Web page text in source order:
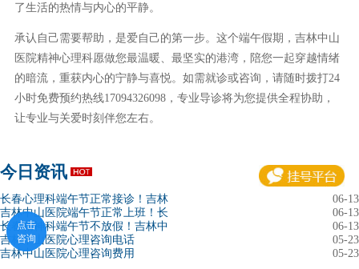
了生活的热情与内心的平静。
承认自己需要帮助，是爱自己的第一步。这个端午假期，吉林中山
医院精神心理科愿做您最温暖、最坚实的港湾，陪您一起穿越情绪
的暗流，重获内心的宁静与喜悦。如需就诊或咨询，请随时拨打24
小时免费预约热线17094326098，专业导诊将为您提供全程协助，
让专业与关爱时刻伴您左右。
今日资讯
长春心理科端午节正常接诊！吉林
06-13
吉林中山医院端午节正常上班！长
06-13
长春精神科端午节不放假！吉林中
06-13
吉林中山医院心理咨询电话
05-23
吉林中山医院心理咨询费用
05-23
点击
咨询
点击
咨询